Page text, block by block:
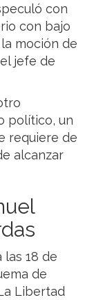
con
con bajo
moción de
jefe de
político, un
requiere de
alcanzar
18 de
de
Libertad